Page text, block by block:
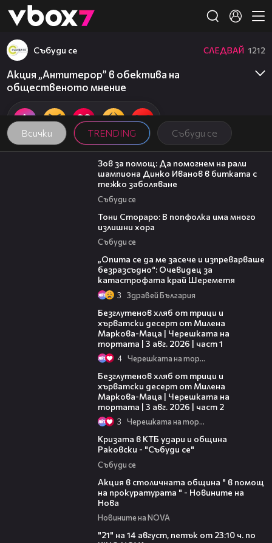
👾
Всички TRENDING Събуди се
Събуди се СЛЕДВАЙ 1212
Акция „Антитерор” в обектива на
общественото мнение
03:29
Зов за помощ: Да помогнем на рали
шампиона Динко Иванов в битката с
тежко заболяване
Събуди се
Тони Стораро: В попфолка има много
излишни хора
Събуди се
„Опита се да ме засече и изпреварваше
безразсъдно“: Очевидец за
катастрофата край Шереметя
3 Здравей България
Безглутенов хляб от трици и
хърватски десерт от Милена
Маркова-Маца | Черешката на
тортата | 3 авг. 2026 | част 1
4 Черешката на тортата
Безглутенов хляб от трици и
хърватски десерт от Милена
Маркова-Маца | Черешката на
тортата | 3 авг. 2026 | част 2
3 Черешката на тортата
Кризата в КТБ удари и община
Раковски - "Събуди се"
Събуди се
Акция в столичната община " в помощ
на прокуратурата " - Новините на
Нова
Новините на NOVA
"21" на 14 август, петък от 23:10 ч. по